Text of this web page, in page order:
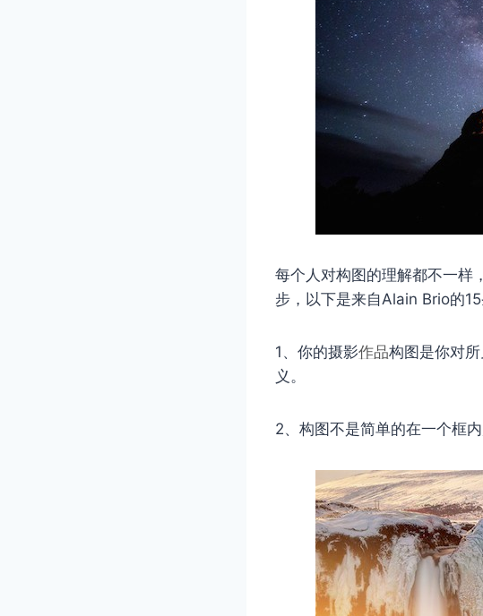
每个人对构图的理解都不一样
步，以下是来自Alain Brio的15
1、你的摄影作品构图是你对
义。
2、构图不是简单的在一个框